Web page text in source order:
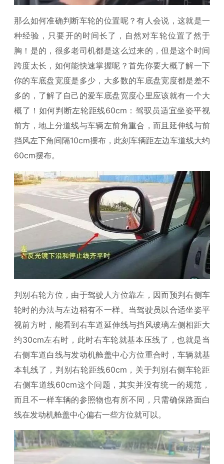
那么如何准确判断车轮的位置呢？有人会说，这就是一
种经验，只要开的时间长了，自然对车轮位置了然于
胸！是的，很多老司机都是这么过来的，但是这个时间
跨度太长，如何能快速掌握呢？首先你要大概了解一下
你的车底盘宽度是多少，大多数的车底盘宽度都是差不
多的，了解了自己的爱车底盘宽度心里应该就有一个大
概了！如何判断左轮距线60cm：驾驭员适宜坐姿平视
前方，地上分道线与车辆左前角重合，而且延伸线与前
挡风左下角间隔10cm摆布，此刻车辆距左边车道线大约
60cm摆布。
判别右轮方位，由于驾驶人方位靠左，因而预判右侧车
轮时的办法与左边稍有不一样。当驾驶员以合适坐姿平
视前方时，能看到右车道延伸线与挡风玻璃左侧相距大
约30cm左右时，此时右车轮就基本压线了，也就是当
右侧车道白线与发动机舱盖中心方位重合时，车辆就基
本轧线了，判别右轮距线60cm，关于判别右侧车轮距
右侧车道线60cm这个问题，其实并没有统一的规范，
而且不一样车辆的参照物也有所不同，只需确保路面白
线在发动机舱盖中心偏右一些方位就可以。